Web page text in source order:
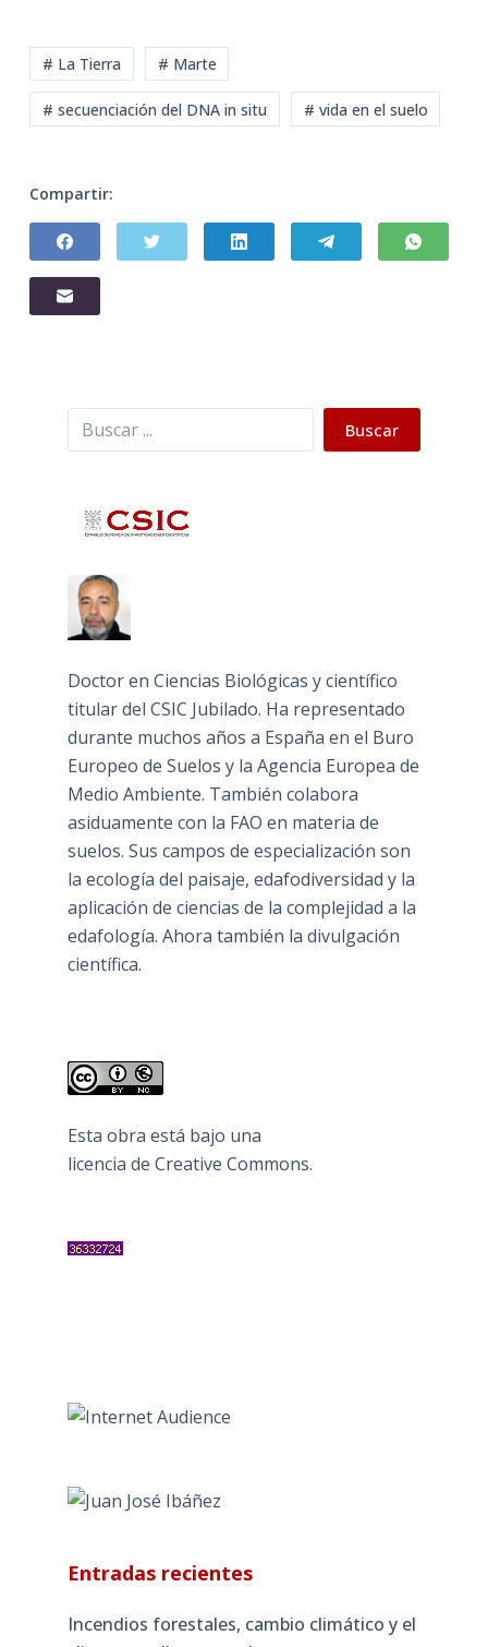
# La Tierra # Marte
# secuenciación del DNA in situ # vida en el suelo
Compartir:
Buscar Buscar
Doctor en Ciencias Biológicas y científico
titular del CSIC Jubilado. Ha representado
durante muchos años a España en el Buro
Europeo de Suelos y la Agencia Europea de
Medio Ambiente. También colabora
asiduamente con la FAO en materia de
suelos. Sus campos de especialización son
la ecología del paisaje, edafodiversidad y la
aplicación de ciencias de la complejidad a la
edafología. Ahora también la divulgación
científica.
Esta obra está bajo una
licencia de Creative Commons.
Entradas recientes
Incendios forestales, cambio climático y el